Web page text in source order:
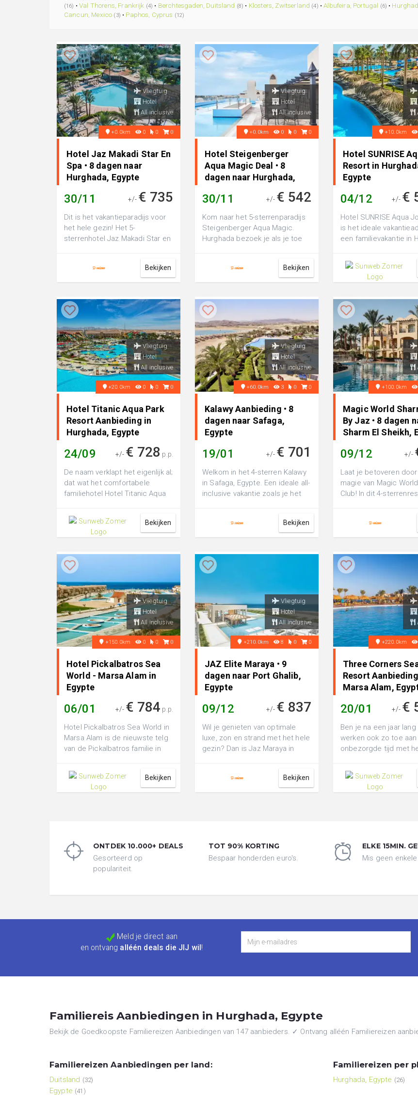
(16) •Val Thorens, Frankrijk (4) • Berchtesgaden, Duitsland (8) • Klosters, Zwitserland (4) •Albufeira, Portugal (6) •
Cancun, Mexico (3) • Paphos, Cyprus (12)
Vliegtuig
Hotel
All inclusive
+0.0km 0 0 0
Hotel Jaz Makadi Star En
Spa • 8 dagen naar
Hurghada, Egypte
30/11 +/- € 735
Dit is het vakantieparadijs voor
het hele gezin! Het 5-
sterrenhotel Jaz Makadi Star en
Bekijken
Vliegtuig
Hotel
All inclusive
+0.0km 0 0 0
Hotel Steigenberger
Aqua Magic Deal • 8
dagen naar Hurghada,
30/11 +/- € 542
Kom naar het 5-sterrenparadijs
Steigenberger Aqua Magic.
Hurghada bezoek je als je toe
Bekijken
+10.0km
Hotel SUNRISE
Resort in
Egypte
04/12 +/- €
Hotel SUNRISE Aqua
is het ideale
een familievakantie in
Vliegtuig
Hotel
All inclusive
+20.0km 0 0 0
Hotel Titanic Aqua Park
Resort Aanbieding in
Hurghada, Egypte
24/09 +/- € 728 p.p.
De naam verklapt het eigenlijk al;
dat wat het comfortabele
familiehotel Hotel Titanic Aqua
maakt,...
Bekijken
Vliegtuig
Hotel
All inclusive
+60.0km 3 0 0
Kalawy Aanbieding • 8
dagen naar Safaga,
Egypte
19/01 +/- € 701
Welkom in het 4-sterren Kalawy
in Safaga, Egypte. Een ideale all-
inclusive vakantie zoals je het
Bekijken
+100.0km
Magic World
By Jaz • 8 dagen
Sharm El Sheikh,
09/12 +/-
Laat je betoveren
magie van Magic
Club! In dit 4-
Vliegtuig
Hotel
All inclusive
+150.0km 0 0 0
Hotel Pickalbatros Sea
World - Marsa Alam in
Egypte
06/01 +/- € 784 p.p.
Hotel Pickalbatros Sea World in
Marsa Alam is de nieuwste telg
van de Pickalbatros familie in
Bekijken
Vliegtuig
Hotel
All inclusive
+210.0km 8 0 0
JAZ Elite Maraya • 9
dagen naar Port Ghalib,
Egypte
09/12 +/- € 837
Wil je genieten van optimale
luxe, zon en strand met het hele
gezin? Dan is Jaz Maraya in
Bekijken
+220.0km
Three Corners
Resort
Marsa Alam,
20/01 +/- €
Ben je na een jaar lang
werken ook zo toe
onbezorgde tijd met
handb...
ONTDEK 10.000+ DEALS
Gesorteerd op
populariteit.
TOT 90% KORTING
Bespaar honderden euro's.
ELKE 15MIN.
Mis geen
Meld je direct aan
en ontvang alléén deals die JIJ wil !
Familiereis Aanbiedingen in Hurghada, Egypte
Bekijk de Goedkoopste Familiereizen Aanbiedingen van 147 aanbieders. ✓ Ontvang alléén Familiereizen
Familiereizen Aanbiedingen per land:
Duitsland (32)
Egypte (41)
Familiereizen per
Hurghada, Egypte (26)